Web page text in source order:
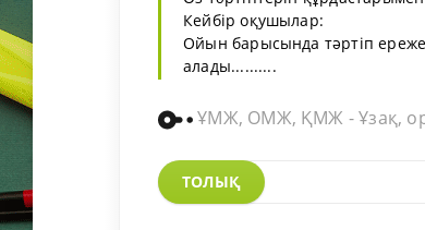
Кейбір оқушылар:
Ойын барысында тәртіп
алады..........
ҰМЖ, ОМЖ, ҚМЖ - Ұзақ,
ТОЛЫҚ